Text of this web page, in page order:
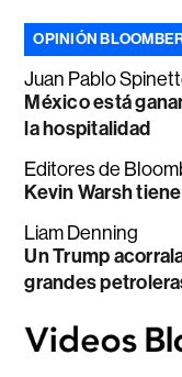
OPINIÓN
Juan Pablo
México está
la hospitalidad
Editores de
Kevin Warsh
Liam Denning
Un Trump
grandes